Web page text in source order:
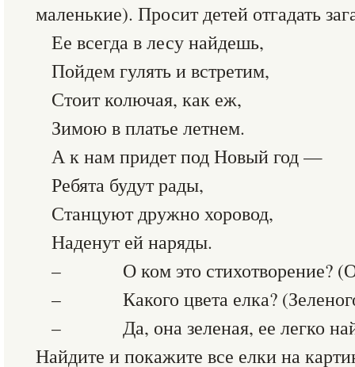
маленькие). Просит детей отгадать
Ее всегда в лесу найдешь,
Пойдем гулять и встретим,
Стоит колючая, как еж,
Зимою в платье летнем.
А к нам придет под Новый год —
Ребята будут рады,
Станцуют дружно хоровод,
Наденут ей наряды.
– О ком это стихотворение? (О
– Какого цвета елка?
– Да, она зеленая, ее легко
Найдите и покажите все елки на